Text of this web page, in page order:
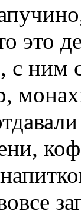
это
ним